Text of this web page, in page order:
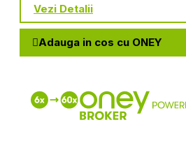
Vezi Detalii
Adauga in cos cu ONEY